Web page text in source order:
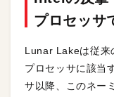
プロセッサ
Lunar Lakeは従来
プロセッサに該当
サ以降、このネー